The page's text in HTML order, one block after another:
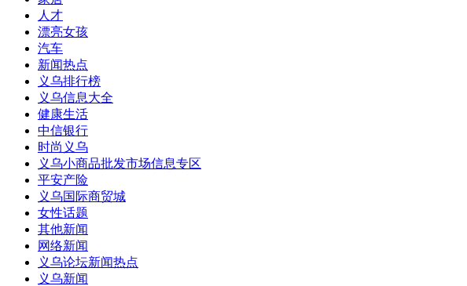
人才
漂亮女孩
汽车
新闻热点
义乌排行榜
义乌信息大全
健康生活
中信银行
时尚义乌
义乌小商品批发市场信息专区
平安产险
义乌国际商贸城
女性话题
其他新闻
网络新闻
义乌论坛新闻热点
义乌新闻